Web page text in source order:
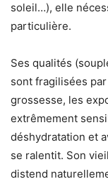
soleil…), elle
particulière.
Ses qualités
sont fragilisées
grossesse, les
extrêmement
déshydratation et
se ralentit. Son
distend